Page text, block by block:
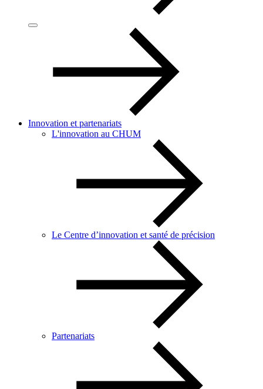
Innovation et partenariats
L'innovation au CHUM
Le Centre d’innovation et santé de précision
Partenariats